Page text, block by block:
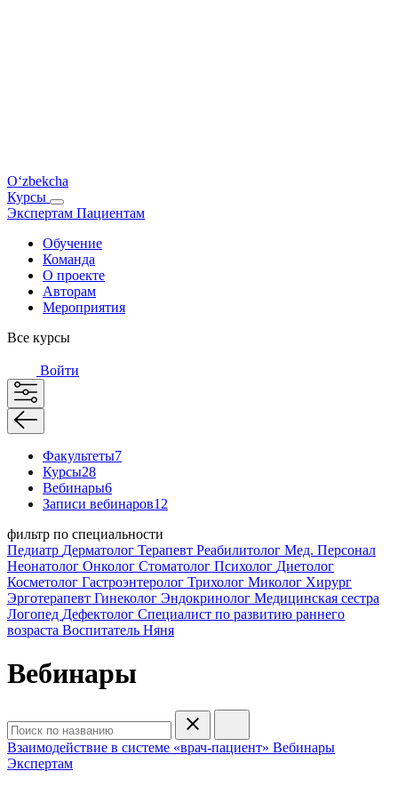
O‘zbekcha
Курсы
Экспертам Пациентам
Обучение
Команда
О проекте
Авторам
Мероприятия
Все курсы
Войти
Факультеты7
Курсы28
Вебинары6
Записи вебинаров12
фильтр по специальности
Педиатр Дерматолог Терапевт Реабилитолог Мед. Персонал
Неонатолог Онколог Стоматолог Психолог Диетолог
Косметолог Гастроэнтеролог Трихолог Миколог Хирург
Эрготерапевт Гинеколог Эндокринолог Медицинская сестра
Логопед Дефектолог Специалист по развитию раннего
возраста Воспитатель Няня
Вебинары
Взаимодействие в системе «врач-пациент» Вебинары
Экспертам